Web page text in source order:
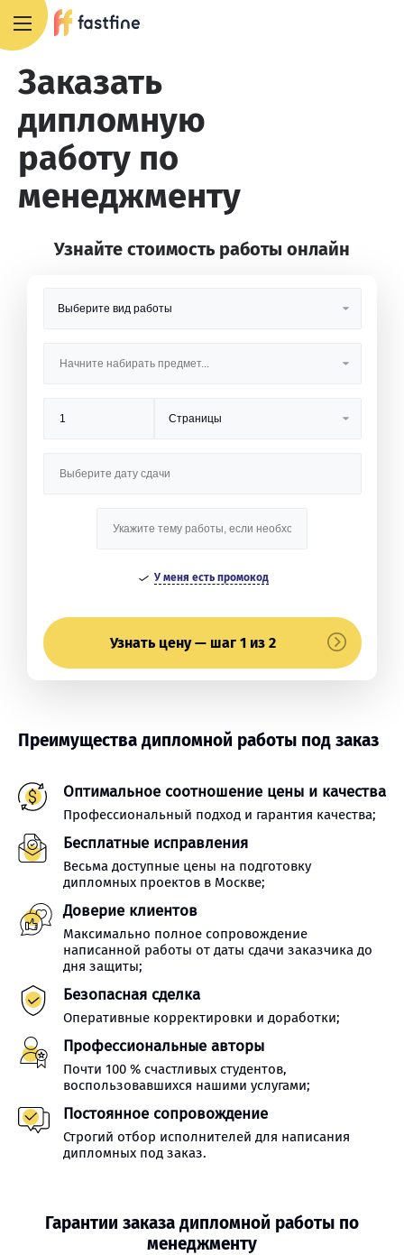
Заказать
дипломную
работу по
менеджменту
Узнайте стоимость работы онлайн
У меня есть промокод
Узнать цену — шаг 1 из 2
Преимущества дипломной работы под заказ
Оптимальное соотношение цены и качества
Профессиональный подход и гарантия качества;
Бесплатные исправления
Весьма доступные цены на подготовку
дипломных проектов в Москве;
Доверие клиентов
Максимально полное сопровождение
написанной работы от даты сдачи заказчика до
дня защиты;
Безопасная сделка
Оперативные корректировки и доработки;
Профессиональные авторы
Почти 100 % счастливых студентов,
воспользовавшихся нашими услугами;
Постоянное сопровождение
Строгий отбор исполнителей для написания
дипломных под заказ.
Гарантии заказа дипломной работы по
менеджменту